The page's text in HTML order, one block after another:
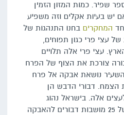
שפיר. כמות המזון הזמין
יש בעיות אקלים וזה משפיע
המחקרים בחנו התנהגות של
עצי פרי כגון תפוחים,
עצי פרי אלה תלויים
צורכת את הצוף של הפרח
נושאת אבקה אל פרח
דבורי הדבש הן
אלה. בישראל נהוג
להשתמש בסדר גודל של 25 מושבות דבורים להאבקה